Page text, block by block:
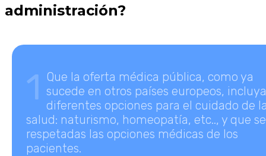
administración?
1
Que la oferta médica pública, como ya
sucede en otros países europeos,
diferentes opciones para el cuidado de
salud: naturismo, homeopatía, etc.., y que
respetadas las opciones médicas de los
pacientes.